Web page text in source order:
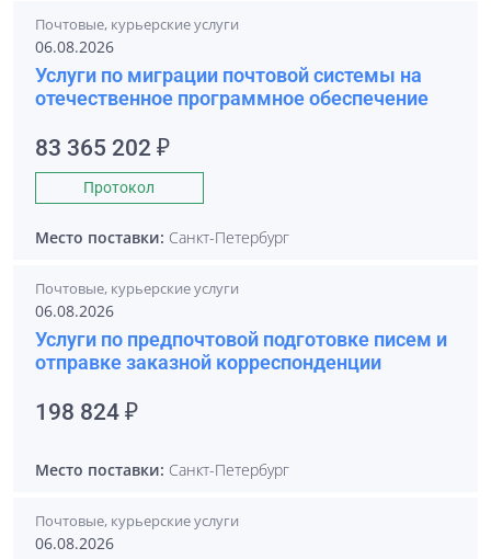
Почтовые, курьерские услуги
06.08.2026
Услуги по миграции почтовой системы на
отечественное программное обеспечение
83 365 202 ₽
Протокол
Место поставки: Санкт-Петербург
Почтовые, курьерские услуги
06.08.2026
Услуги по предпочтовой подготовке писем и
отправке заказной корреспонденции
198 824 ₽
Место поставки: Санкт-Петербург
Почтовые, курьерские услуги
06.08.2026